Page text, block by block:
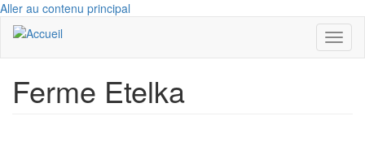
Aller au contenu principal
Ferme Etelka